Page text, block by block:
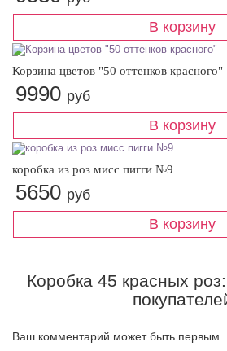
Корзина цветов "50 оттенков красного"
9990 руб
коробка из роз мисс пигги №9
5650 руб
Коробка 45 красных
Ваш комментарий может быть первым.